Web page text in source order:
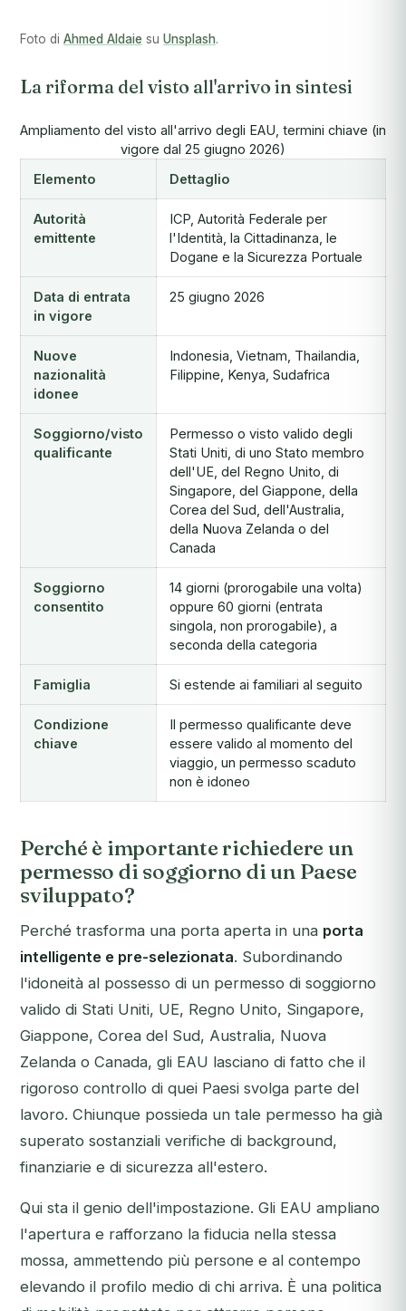
Foto di Ahmed Aldaie su Unsplash.
La riforma del visto all'arrivo in sintesi
Ampliamento del visto all'arrivo degli EAU, termini chiave (in
vigore dal 25 giugno 2026)
Elemento
Dettaglio
Autorità
emittente
ICP, Autorità Federale per
l'Identità, la Cittadinanza, le
Dogane e la Sicurezza Portuale
Data di entrata
in vigore
25 giugno 2026
Nuove
nazionalità
idonee
Indonesia, Vietnam, Thailandia,
Filippine, Kenya, Sudafrica
Soggiorno/visto
qualificante
Permesso o visto valido degli
Stati Uniti, di uno Stato membro
dell'UE, del Regno Unito, di
Singapore, del Giappone, della
Corea del Sud, dell'Australia,
della Nuova Zelanda o del
Canada
Soggiorno
consentito
14 giorni (prorogabile una volta)
oppure 60 giorni (entrata
singola, non prorogabile), a
seconda della categoria
Famiglia Si estende ai familiari al seguito
Condizione
chiave
Il permesso qualificante deve
essere valido al momento del
viaggio, un permesso scaduto
non è idoneo
Perché è importante richiedere un
permesso di soggiorno di un Paese
sviluppato?
Perché trasforma una porta aperta in una porta
intelligente e pre-selezionata. Subordinando
l'idoneità al possesso di un permesso di soggiorno
valido di Stati Uniti, UE, Regno Unito, Singapore,
Giappone, Corea del Sud, Australia, Nuova
Zelanda o Canada, gli EAU lasciano di fatto che il
rigoroso controllo di quei Paesi svolga parte del
lavoro. Chiunque possieda un tale permesso ha già
superato sostanziali verifiche di background,
finanziarie e di sicurezza all'estero.
Qui sta il genio dell'impostazione. Gli EAU ampliano
l'apertura e rafforzano la fiducia nella stessa
mossa, ammettendo più persone e al contempo
elevando il profilo medio di chi arriva. È una politica